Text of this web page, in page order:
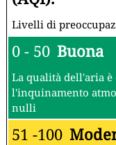
Livelli di
0 - 50 Buona
La qualità dell'aria è
l'inquinamento
nulli
51 -100